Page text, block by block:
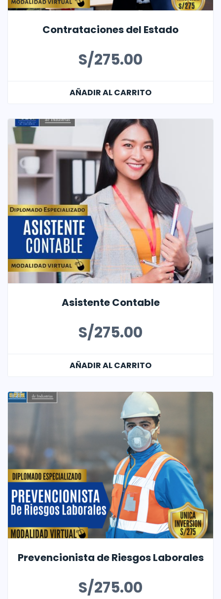
Contrataciones del Estado
S/275.00
AÑADIR AL CARRITO
Asistente Contable
S/275.00
AÑADIR AL CARRITO
Prevencionista de Riesgos Laborales
S/275.00